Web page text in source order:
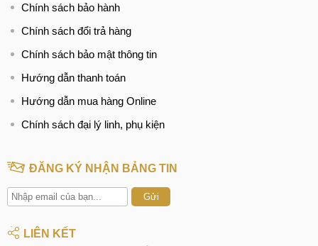
Hotline:097.3333.602
CN 6:97 Hàm Nghi, Q.Thanh Khê
097.123.9797
Chính sách bảo hành
Chính sách đổi trả hàng
Chính sách bảo mật thông tin
Hướng dẫn thanh toán
Hướng dẫn mua hàng Online
Chính sách đại lý linh, phụ kiện
ĐĂNG KÝ NHẬN BẢNG TIN
Gửi
LIÊN KẾT